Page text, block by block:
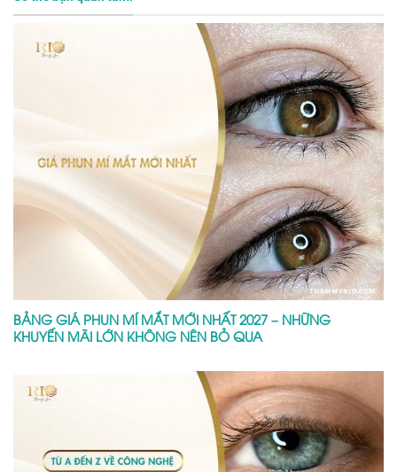
BẢNG GIÁ PHUN MÍ MẮT MỚI NHẤT 2027 – NHỮNG
KHUYẾN MÃI LỚN KHÔNG NÊN BỎ QUA